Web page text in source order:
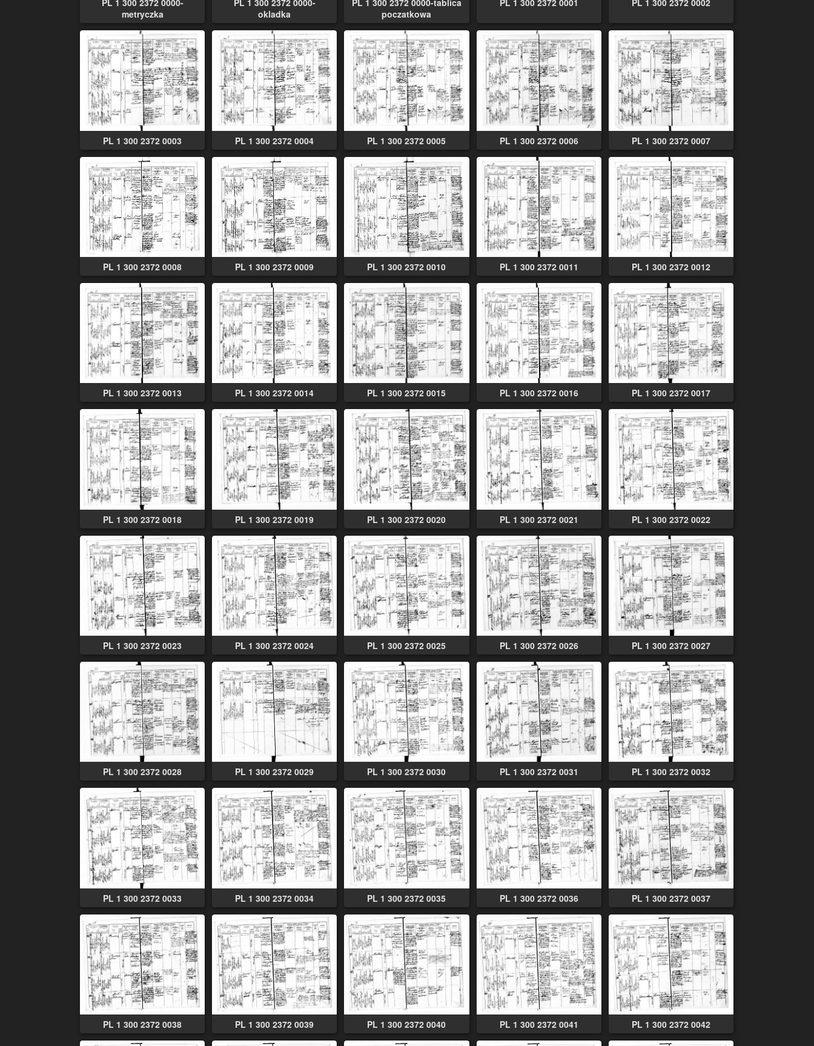
PL 1 300 2372 0000-
metryczka
PL 1 300 2372 0000-
okladka
PL 1 300 2372 0000-tablica
poczatkowa
PL 1 300 2372 0001 PL 1 300 2372 0002
PL 1 300 2372 0003 PL 1 300 2372 0004 PL 1 300 2372 0005 PL 1 300 2372 0006 PL 1 300 2372 0007
PL 1 300 2372 0008 PL 1 300 2372 0009 PL 1 300 2372 0010 PL 1 300 2372 0011 PL 1 300 2372 0012
PL 1 300 2372 0013 PL 1 300 2372 0014 PL 1 300 2372 0015 PL 1 300 2372 0016 PL 1 300 2372 0017
PL 1 300 2372 0018 PL 1 300 2372 0019 PL 1 300 2372 0020 PL 1 300 2372 0021 PL 1 300 2372 0022
PL 1 300 2372 0023 PL 1 300 2372 0024 PL 1 300 2372 0025 PL 1 300 2372 0026 PL 1 300 2372 0027
PL 1 300 2372 0028 PL 1 300 2372 0029 PL 1 300 2372 0030 PL 1 300 2372 0031 PL 1 300 2372 0032
PL 1 300 2372 0033 PL 1 300 2372 0034 PL 1 300 2372 0035 PL 1 300 2372 0036 PL 1 300 2372 0037
PL 1 300 2372 0038 PL 1 300 2372 0039 PL 1 300 2372 0040 PL 1 300 2372 0041 PL 1 300 2372 0042